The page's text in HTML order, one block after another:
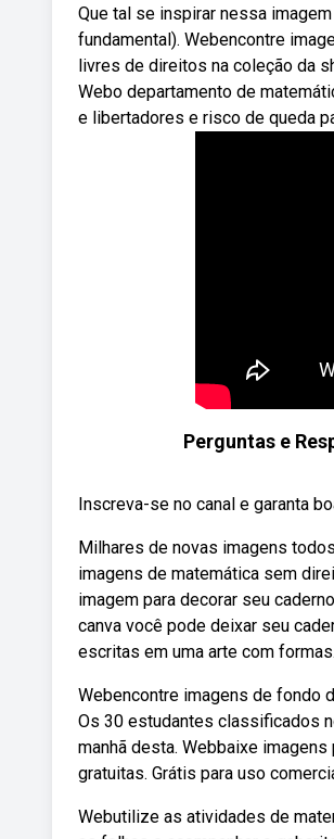
Que tal se inspirar nessa
fundamental). Webencontre
livres de direitos na coleção da
Webo departamento de
e libertadores e risco de queda
Perguntas e
Inscreva-se no canal e garanta
Milhares de novas imagens
imagens de matemática sem
imagem para decorar seu
canva você pode deixar seu
escritas em uma arte com formas.
Webencontre imagens de fondo
Os 30 estudantes classificados
manhã desta. Webbaixe
gratuitas. Grátis para uso
Webutilize as atividades de